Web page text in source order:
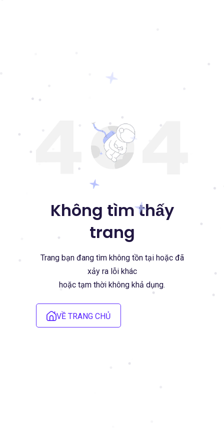
Không tìm thấy
trang
Trang bạn đang tìm không tồn tại hoặc đã
xảy ra lỗi khác
hoặc tạm thời không khả dụng.
VỀ TRANG CHỦ